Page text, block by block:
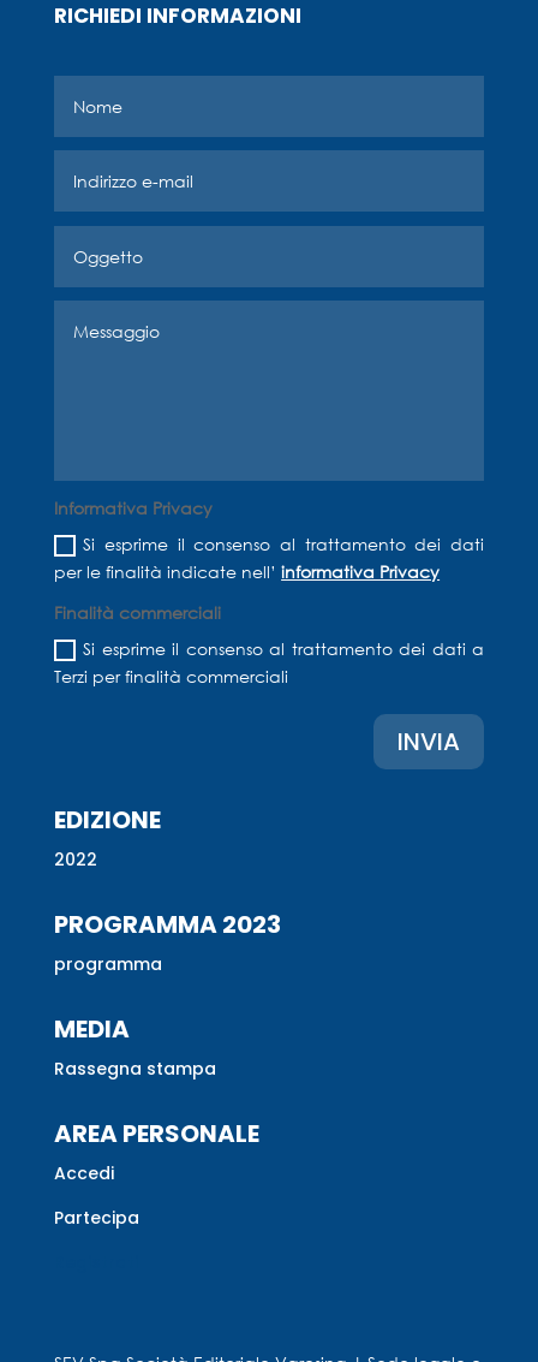
RICHIEDI INFORMAZIONI
Informativa Privacy
Si esprime il consenso al trattamento dei dati
per le finalità indicate nell’informativa Privacy
Finalità commerciali
Si esprime il consenso al trattamento dei dati a
Terzi per finalità commerciali
INVIA
EDIZIONE
2022
PROGRAMMA 2023
programma
MEDIA
Rassegna stampa
AREA PERSONALE
Accedi
Partecipa